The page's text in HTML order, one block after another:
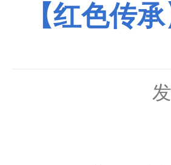
【红色传